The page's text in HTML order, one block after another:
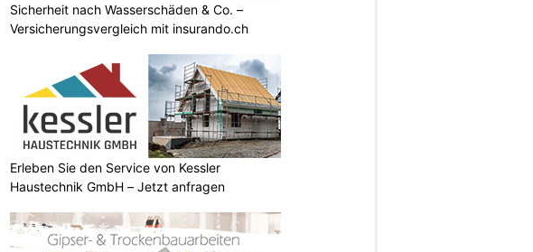
Sicherheit nach Wasserschäden & Co. –
Versicherungsvergleich mit insurando.ch
Erleben Sie den Service von Kessler
Haustechnik GmbH – Jetzt anfragen